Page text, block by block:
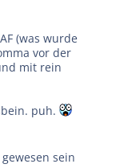
(was wurde
vor der
mit rein
puh.
sein